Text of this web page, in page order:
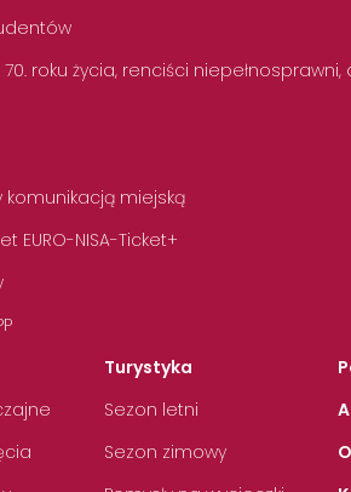
roku życia, renciści
komunikacją miejską
EURO-NISA-Ticket+
Turystyka
Sezon letni
Sezon zimowy